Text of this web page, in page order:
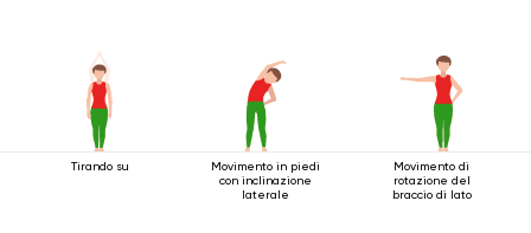
Tirando su
Movimento in piedi
con inclinazione
laterale
Movimento di
rotazione del
braccio di lato